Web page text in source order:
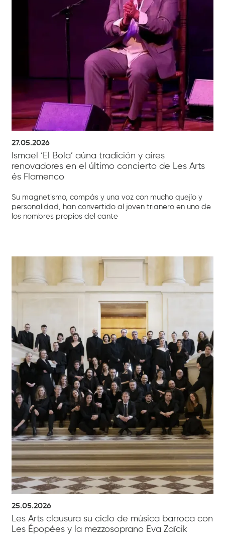
27.05.2026
Ismael ‘El Bola’ aúna tradición y aires
renovadores en el último concierto de Les Arts
és Flamenco
Su magnetismo, compás y una voz con mucho quejío y
personalidad, han convertido al joven trianero en uno de
los nombres propios del cante
25.05.2026
Les Arts clausura su ciclo de música barroca con
Les Épopées y la mezzosoprano Eva Zaïcik